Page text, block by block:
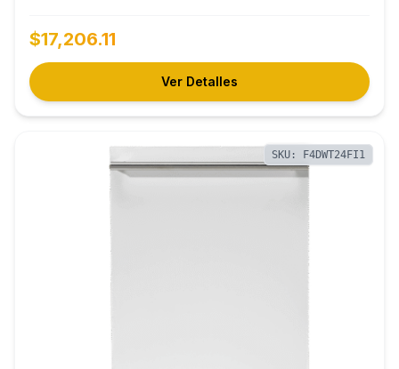
$17,206.11
Ver Detalles
SKU: F4DWT24FI1